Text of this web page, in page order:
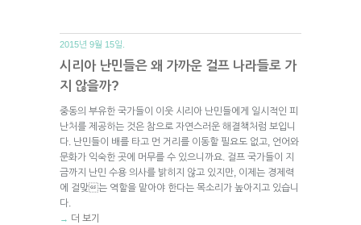
2015년 9월 15일.
시리아 난민들은 왜 가까운 걸프 나라들로 가
지 않을까?
중동의 부유한 국가들이 이웃 시리아 난민들에게 일시적인 피
난처를 제공하는 것은 참으로 자연스러운 해결책처럼 보입니
다. 난민들이 배를 타고 먼 거리를 이동할 필요도 없고, 언어와
문화가 익숙한 곳에 머무를 수 있으니까요. 걸프 국가들이 지
금까지 난민 수용 의사를 밝히지 않고 있지만, 이제는 경제력
에 걸맞는 역할을 맡아야 한다는 목소리가 높아지고 있습니
다.
→ 더 보기